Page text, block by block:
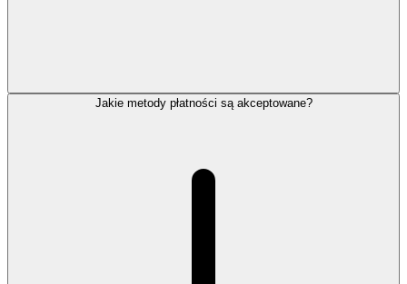
Jakie metody płatności są akceptowane?